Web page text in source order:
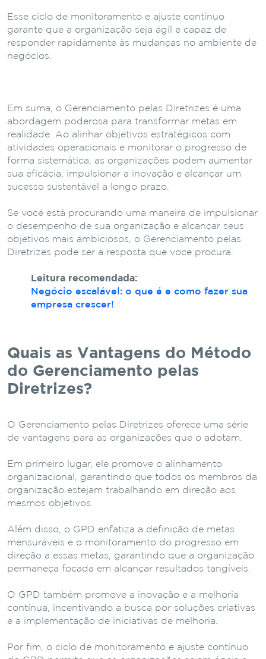
Esse ciclo de monitoramento e ajuste contínuo
garante que a organização seja ágil e capaz de
responder rapidamente às mudanças no ambiente de
negócios.
Em suma, o Gerenciamento pelas Diretrizes é uma
abordagem poderosa para transformar metas em
realidade. Ao alinhar objetivos estratégicos com
atividades operacionais e monitorar o progresso de
forma sistemática, as organizações podem aumentar
sua eficácia, impulsionar a inovação e alcançar um
sucesso sustentável a longo prazo.
Se você está procurando uma maneira de impulsionar
o desempenho de sua organização e alcançar seus
objetivos mais ambiciosos, o Gerenciamento pelas
Diretrizes pode ser a resposta que você procura.
Leitura recomendada:
Negócio escalável: o que é e como fazer sua
empresa crescer!
Quais as Vantagens do Método
do Gerenciamento pelas
Diretrizes?
O Gerenciamento pelas Diretrizes oferece uma série
de vantagens para as organizações que o adotam.
Em primeiro lugar, ele promove o alinhamento
organizacional, garantindo que todos os membros da
organização estejam trabalhando em direção aos
mesmos objetivos.
Além disso, o GPD enfatiza a definição de metas
mensuráveis e o monitoramento do progresso em
direção a essas metas, garantindo que a organização
permaneça focada em alcançar resultados tangíveis.
O GPD também promove a inovação e a melhoria
contínua, incentivando a busca por soluções criativas
e a implementação de iniciativas de melhoria.
Por fim, o ciclo de monitoramento e ajuste contínuo